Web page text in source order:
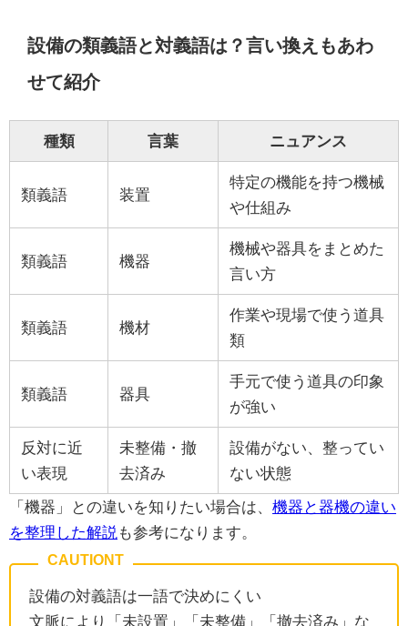
設備の類義語と対義語は？言い換えもあわ
せて紹介
種類 言葉 ニュアンス
類義語 装置
特定の機能を持つ機械
や仕組み
類義語 機器
機械や器具をまとめた
言い方
類義語 機材
作業や現場で使う道具
類
類義語 器具
手元で使う道具の印象
が強い
反対に近
い表現
未整備・撤
去済み
設備がない、整ってい
ない状態
「機器」との違いを知りたい場合は、 機器と器機の違い
を整理した解説 も参考になります。
設備の対義語は一語で決めにくい
文脈により「未設置」「未整備」「撤去済み」な